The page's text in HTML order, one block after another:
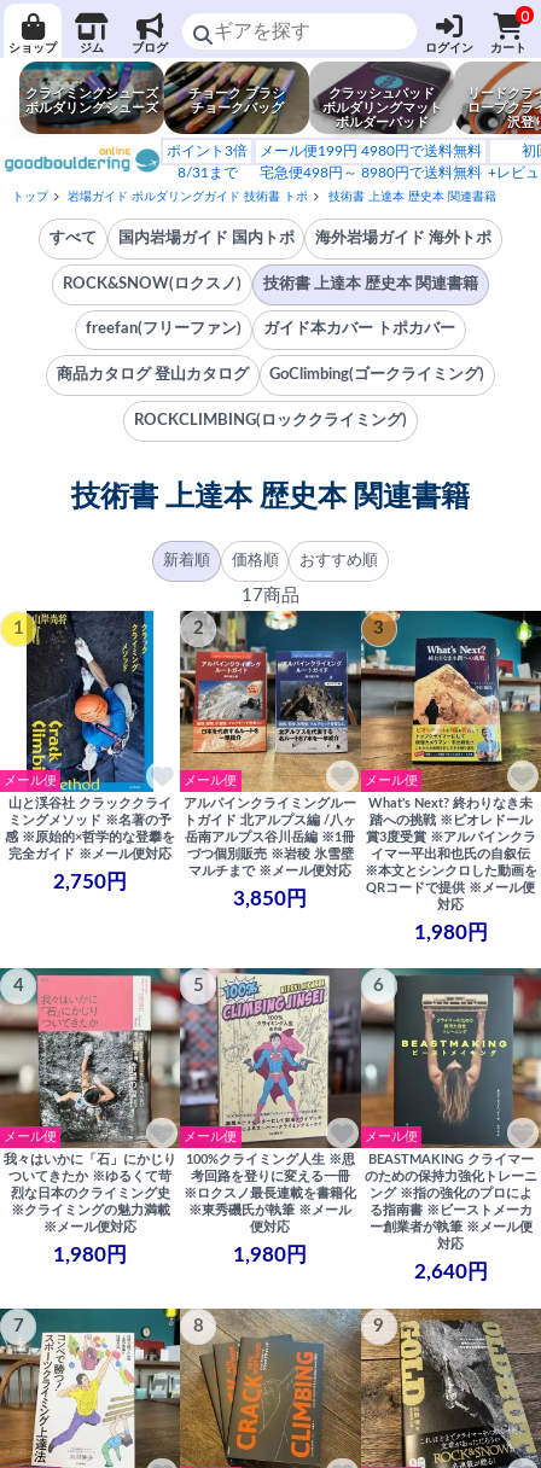
ショップ ジム ブログ ログイン
0
カート
クライミングシューズ
ボルダリングシューズ
チョーク ブラシ
チョークバッグ
クラッシュパッド
ボルダリングマット
ボルダーパッド
リードクラ
ロープクラ
沢登
ポイント3倍
8/31まで
メール便199円 4980円で送料無料
宅急便498円～ 8980円で送料無料
初
+レビ
トップ 岩場ガイド ボルダリングガイド 技術書 トポ 技術書 上達本 歴史本 関連書籍
すべて 国内岩場ガイド 国内トポ 海外岩場ガイド 海外トポ
ROCK&SNOW(ロクスノ) 技術書 上達本 歴史本 関連書籍
freefan(フリーファン) ガイド本カバー トポカバー
商品カタログ 登山カタログ GoClimbing(ゴークライミング)
ROCKCLIMBING(ロッククライミング)
技術書 上達本 歴史本 関連書籍
新着順 価格順 おすすめ順
17商品
1
メール便
山と渓谷社 クラッククライ
ミングメソッド ※名著の予
感 ※原始的×哲学的な登攀を
完全ガイド ※メール便対応
2,750円
2
メール便
アルパインクライミングルー
トガイド 北アルプス編 /八ヶ
岳南アルプス谷川岳編 ※1冊
づつ個別販売 ※岩稜 氷雪壁
マルチまで ※メール便対応
3,850円
3
メール便
What's Next? 終わりなき未
踏への挑戦 ※ピオレドール
賞3度受賞 ※アルパインクラ
イマー平出和也氏の自叙伝
※本文とシンクロした動画を
QRコードで提供 ※メール便
対応
1,980円
4
メール便
我々はいかに「石」にかじり
ついてきたか ※ゆるくて苛
烈な日本のクライミング史
※クライミングの魅力満載
※メール便対応
1,980円
5
メール便
100%クライミング人生 ※思
考回路を登りに変える一冊
※ロクスノ最長連載を書籍化
※東秀磯氏が執筆 ※メール
便対応
1,980円
6
メール便
BEASTMAKING クライマー
のための保持力強化トレーニ
ング ※指の強化のプロによ
る指南書 ※ビーストメーカ
ー創業者が執筆 ※メール便
対応
2,640円
7 8 9